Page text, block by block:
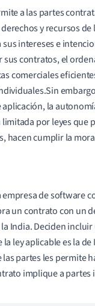
a las partes
y recursos
sus intereses e
sus contratos, el
comerciales
la
limitada por leyes que
hacen cumplir la
empresa de software
un contrato con un
India. Deciden
ley aplicable es la
partes les permite
implique a partes